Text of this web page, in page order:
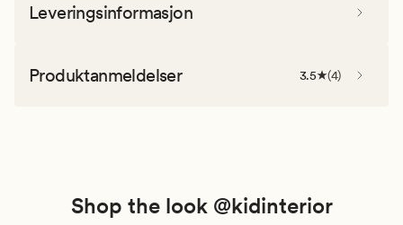
Leveringsinformasjon
Produktanmeldelser 3.5 (4)
Shop the look @kidinterior